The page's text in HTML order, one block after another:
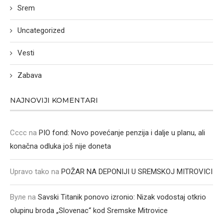
Srem
Uncategorized
Vesti
Zabava
NAJNOVIJI KOMENTARI
Cccc na PIO fond: Novo povećanje penzija i dalje u planu, ali
konačna odluka još nije doneta
Upravo tako na POŽAR NA DEPONIJI U SREMSKOJ MITROVICI
Вуле na Savski Titanik ponovo izronio: Nizak vodostaj otkrio
olupinu broda „Slovenac“ kod Sremske Mitrovice